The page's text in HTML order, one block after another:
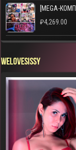
[MEGA-
₽4,269.00
WELOVESISSY